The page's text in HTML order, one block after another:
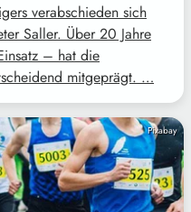
verabschieden sich
Saller. Über 20 Jahre
– hat die
mitgeprägt. …
Pixabay